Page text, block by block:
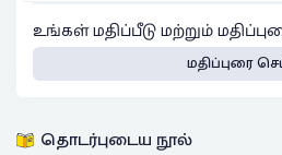
உங்கள் மதிப்பீடு மற்றும்
மதிப்புரை
தொடர்புடைய நூல்